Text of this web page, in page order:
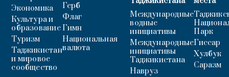
Экономика
Культура и
образование
Туризм
Таджикистан
и мировое
сообщество
Герб
Флаг
Гимн
Национальная
валюта
Международные
водные
инициативы
Международные
инициативы
Таджикистана
Навруз
Парк
Гиссар
Хулбук
Саразм